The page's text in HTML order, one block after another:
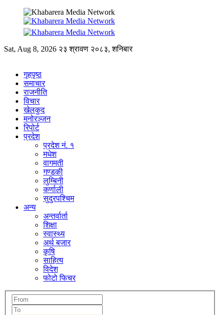
Sat, Aug 8, 2026 २३ श्रावण २०८३, शनिबार
गृहपृष्ठ
समाचार
राजनीति
विचार
खेलकुद
मनोरञ्जन
रिपोर्ट
प्रदेश
प्रदेश नं. १
मधेश
वागमती
गण्डकी
लुम्बिनी
कर्णाली
सुदुरपश्चिम
अन्य
अन्तर्वार्ता
शिक्षा
स्वास्थ्य
अर्थ बजार
कृषि
साहित्य
विदेश
फोटो फिचर